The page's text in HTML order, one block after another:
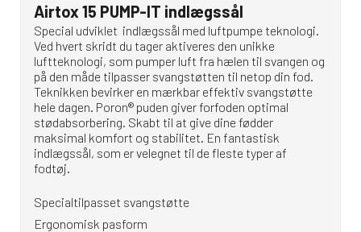
Airtox 15 PUMP-IT indlægssål
Special udviklet indlægssål med luftpumpe teknologi.
Ved hvert skridt du tager aktiveres den unikke
luftteknologi, som pumper luft fra hælen til svangen og
på den måde tilpasser svangstøtten til netop din fod.
Teknikken bevirker en mærkbar effektiv svangstøtte
hele dagen. Poron® puden giver forfoden optimal
stødabsorbering. Skabt til at give dine fødder
maksimal komfort og stabilitet. En fantastisk
indlægssål, som er velegnet til de fleste typer af
fodtøj.
Specialtilpasset svangstøtte
Ergonomisk pasform